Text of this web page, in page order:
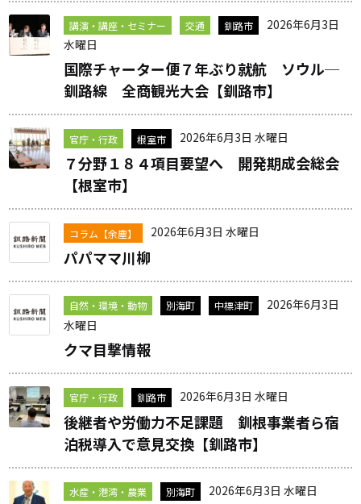
講演・講座・セミナー 交通 釧路市
2026年6月3日
水曜日
国際チャーター便７年ぶり就航 ソウル─
釧路線 全商観光大会【釧路市】
官庁・行政 根室市 2026年6月3日 水曜日
７分野１８４項目要望へ 開発期成会総会
【根室市】
コラム【余塵】 2026年6月3日 水曜日
パパママ川柳
自然・環境・動物 別海町 中標津町
2026年6月3日
水曜日
クマ目撃情報
官庁・行政 釧路市 2026年6月3日 水曜日
後継者や労働力不足課題 釧根事業者ら宿
泊税導入で意見交換【釧路市】
水産・港湾・農業 別海町 2026年6月3日 水曜日